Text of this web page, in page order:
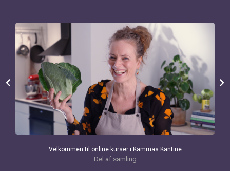
chevron_left
Velkommen til online kurser i Kammas Kantine
Del af samling
chevron_right